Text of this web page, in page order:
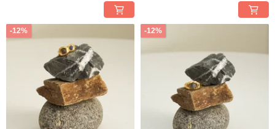
-12% -12%